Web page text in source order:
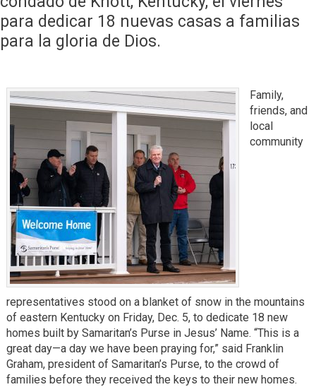
para dedicar 18 nuevas casas a familias
para la gloria de Dios.
Family,
friends, and
local
community
representatives stood on a blanket of snow in the mountains
of eastern Kentucky on Friday, Dec. 5, to dedicate 18 new
homes built by Samaritan’s Purse in Jesus’ Name. “This is a
great day—a day we have been praying for,” said Franklin
Graham, president of Samaritan’s Purse, to the crowd of
families before they received the keys to their new homes.